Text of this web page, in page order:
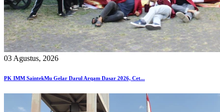
03 Agustus, 2026
PK IMM SaintekMu Gelar Darul Arqam Dasar 2026, Cet...